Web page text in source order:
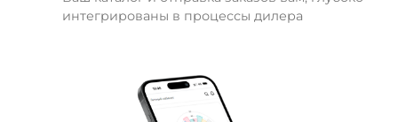
интегрированы в процессы дилера